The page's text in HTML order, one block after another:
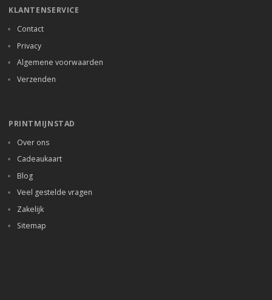
KLANTENSERVICE
Contact
Privacy
Algemene voorwaarden
Verzenden
PRINTMIJNSTAD
Over ons
Cadeaukaart
Blog
Veel gestelde vragen
Zakelijk
Sitemap